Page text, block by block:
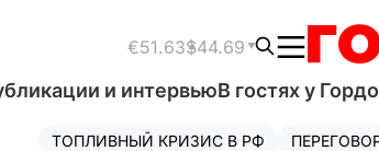
€51.63$44.69
и интервьюВ гостях у
ТОПЛИВНЫЙ КРИЗИС В РФ